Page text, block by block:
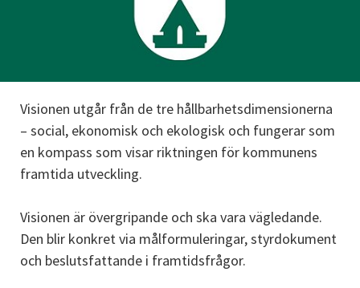
Visionen utgår från de tre hållbarhetsdimensionerna
– social, ekonomisk och ekologisk och fungerar som
en kompass som visar riktningen för kommunens
framtida utveckling.
Visionen är övergripande och ska vara vägledande.
Den blir konkret via målformuleringar, styrdokument
och beslutsfattande i framtidsfrågor.